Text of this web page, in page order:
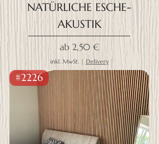
NATÜRLICHE ESCHE-
AKUSTIK
ab 2,50 €
Sale-Preis
inkl. MwSt.| Delivery
#2226